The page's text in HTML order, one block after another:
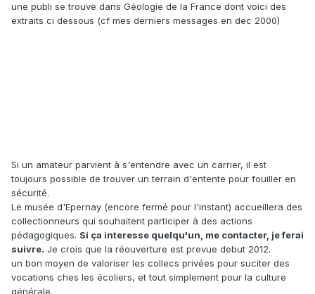
une publi se trouve dans Géologie de la France dont voici des
extraits ci dessous (cf mes derniers messages en dec 2000)
Si un amateur parvient à s'entendre avec un carrier, il est
toujours possible de trouver un terrain d'entente pour fouiller en
sécurité.
Le musée d'Epernay (encore fermé pour l'instant) accueillera des
collectionneurs qui souhaitent participer à des actions
pédagogiques. Si ça interesse quelqu'un, me contacter, je ferai
suivre. Je crois que la réouverture est prevue debut 2012.
un bon moyen de valoriser les collecs privées pour suciter des
vocations ches les écoliers, et tout simplement pour la culture
générale.